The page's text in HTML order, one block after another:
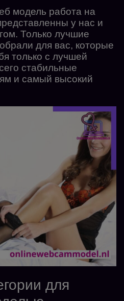
модель работа на
у нас и
Только лучшие
для вас, которые
только с лучшей
стабильные
и самый высокий
для